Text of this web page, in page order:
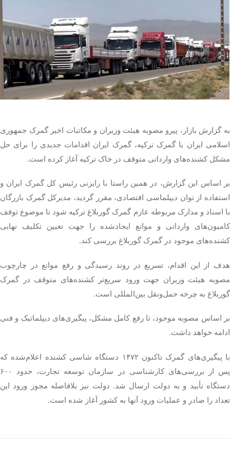
پایگاه خبری آبان
خرید موتور ایمپلنت
به گزارش بازار، پیرو مصوبه هیئت وزیران و مکاتبات اخیر گمرک جمهوری
اسلامی ایران با گمرک ترکیه، گمرک ایران اقدامات جدیدی را برای حل
مشکل کشنده‌های وارداتی متوقف در خاک ترکیه آغاز کرده است.
بر اساس این گزارش، در همین راستا با رایزنی رئیس کل گمرک ایران و
استفاده از توان دیپلماسی اقتصادی، مقرر گردید، مدیرکل گمرک بازرگان
با اسناد و مدارک مربوطه عازم گمرک گوربلاغ ترکیه شود تا موضوع توقف
کامیون‌های وارداتی و موانع ایجادشده را جهت تعیین تکلیف نهایی
کشنده‌های موجود در گمرک گوربلاغ بررسی کند.
هدف از این اقدام، تسریع در روند رسیدگی و رفع موانع در چارچوب
مصوبه هیئت وزیران جهت ورود سریع‌تر کشنده‌های متوقف در گمرک
گوربلاغ به چرخه حمل‌ونقل بین‌المللی است.
بر اساس مصوبه موجود، تا رفع کامل مشکل، پیگیری‌های دیپلماتیک و فنی
ادامه خواهد داشت.
با پیگیری‌های گمرک تاکنون ۱۴۷۲ دستگاه شاسی کشنده اعلام‌شده که
پس از بررسی‌های کارشناسی در سازمان توسعه تجارت، حدود ۶۰۰
دستگاه تأیید و به دولت ارسال شد. دولت نیز بلافاصله مجوز ورود این
تعداد را صادر و عملیات ورود آنها به کشور آغاز شده است.